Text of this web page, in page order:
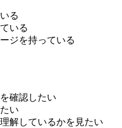
る
いる
ジを持っている
確認したい
い
解しているかを見たい